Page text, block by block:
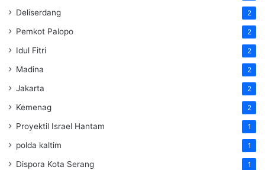
Deliserdang 2
Pemkot Palopo 2
Idul Fitri 2
Madina 2
Jakarta 2
Kemenag 2
Proyektil Israel Hantam 1
polda kaltim 1
Dispora Kota Serang 1